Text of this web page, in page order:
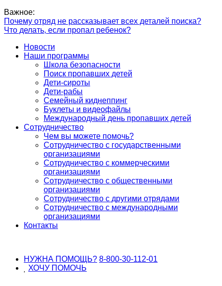
Важное:
Почему отряд не рассказывает всех деталей поиска?
Что делать, если пропал ребенок?
Новости
Наши программы
Школа безопасности
Поиск пропавших детей
Дети-сироты
Дети-рабы
Семейный киднеппинг
Буклеты и видеофайлы
Международный день пропавших детей
Сотрудничество
Чем вы можете помочь?
Сотрудничество с государственными
организациями
Сотрудничество с коммерческими
организациями
Сотрудничество с общественными
организациями
Сотрудничество с другими отрядами
Сотрудничество с международными
организациями
Контакты
НУЖНА ПОМОЩЬ? 8-800-30-112-01
ХОЧУ ПОМОЧЬ